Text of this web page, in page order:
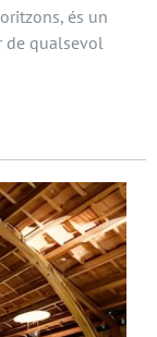
és un
de qualsevol